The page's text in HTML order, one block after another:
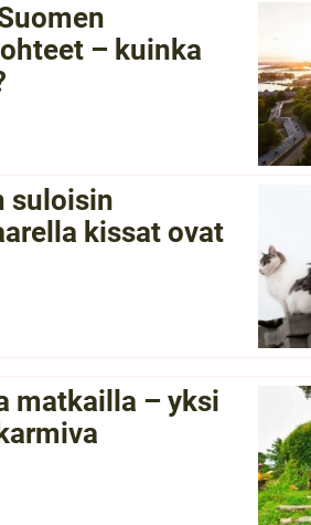
– kuinka
suloisin
kissat ovat
matkailla – yksi